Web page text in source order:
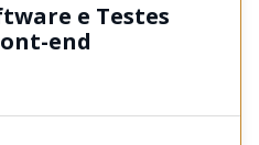
e Testes
end